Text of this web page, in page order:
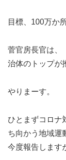
目標、100万か所
菅官房長官は、
治体のトップが
やりまーす。
ひとまずコロナ
ち向かう地域運
今度報告します